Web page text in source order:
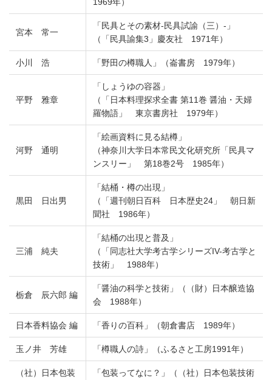
宮本 常一
「民具とその素材-民具試諭（三）-」
（「民具諭集3」慶友社 1971年）
小川 浩 「野田の樽職人」（崙書房 1979年）
平野 雅章
「しょうゆの容器」
（「日本料理探求全書 第11巻 醤油・天婦
羅物語」 東京書房社 1979年）
河野 通明
「絵画資料に見る結樽」
（神奈川大学日本常民文化研究所「民具マ
ンスリー」 第18巻2号 1985年）
黒田 日出男
「結桶・樽の出現」
（「週刊朝日百科 日本歴史24」 朝日新
聞社 1986年）
三浦 純夫
「結桶の出現と普及」
（「同志社大学考古学シリーズIV-考古学と
技術」 1988年）
栃倉 辰六郎 編
「醤油の科学と技術」（（財）日本醸造協
会 1988年）
日本香料協会 編 「香りの百科」（朝倉書店 1989年）
玉ノ井 芳雄 「樽職人の詩」（ふるさと工房1991年）
（社）日本包装
「包装ってなに？」（（社）日本包装技術